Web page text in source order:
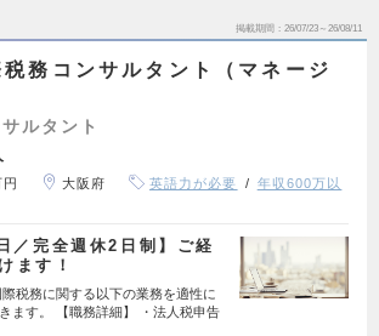
掲載期間 26/07/23～26/08/11
税務コンサルタント（マネージ
ルタント
大阪府 英語力が必要
年収600万以
／完全週休2日制】ご経
ます！
際税務に関する以下の業務を適性に
ます。 【職務詳細】 ・法人税申告